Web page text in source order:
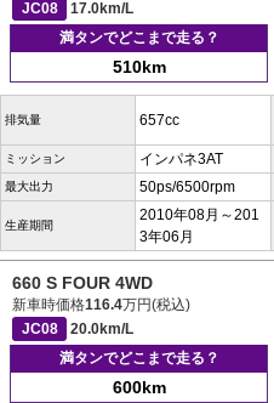
JC08
17.0km/L
満タンでどこまで走る？
510km
排気量 657cc
ミッション インパネ3AT
最大出力 50ps/6500rpm
生産期間
2010年08月～201
3年06月
660 S FOUR 4WD
新車時価格116.4万円(税込)
JC08
20.0km/L
満タンでどこまで走る？
600km